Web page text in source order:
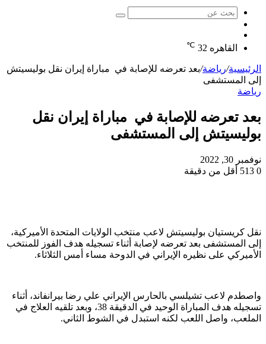
بحث
عشوائي
القاهره 32
℃
الرئيسية/رياضة/بعد تعرضه للإصابة في مباراة إيران نقل بوليسيتش
إلى المستشفى
رياضة
بعد تعرضه للإصابة في مباراة إيران نقل
بوليسيتش إلى المستشفى
نوفمبر 30, 2022
0
أقل من دقيقة
نقل كريستيان بوليسيتش لاعب منتخب الولايات المتحدة الأميركية،
إلى المستشفى بعد تعرضه لإصابة أثناء تسجيله هدف الفوز للمنتخب
الأميركي على نظيره الإيراني في الدوحة مساء أمس الثلاثاء.
واصطدم لاعب تشيلسي بالحارس الإيراني علي رضا بيرانفاند، أثناء
تسجيله هدف المباراة الوحيد في الدقيقة 38، وبعد تلقيه العلاج في
الملعب، واصل اللعب لكنه استبدل في الشوط الثاني.